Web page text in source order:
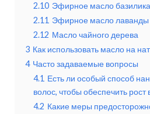
2.10 Эфирное масло базилика
2.11 Эфирное масло лаванды
2.12 Масло чайного дерева
3 Как использовать масло на
4 Часто задаваемые вопросы
4.1 Есть ли особый способ
волос, чтобы обеспечить рост
4.2 Какие меры